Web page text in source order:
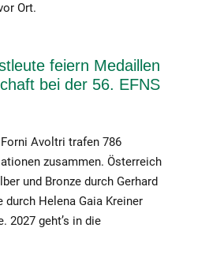
Ort.
feiern Medaillen
bei der 56. EFNS
Avoltri trafen 786
zusammen. Österreich
und Bronze durch Gerhard
durch Helena Gaia Kreiner
2027 geht’s in die